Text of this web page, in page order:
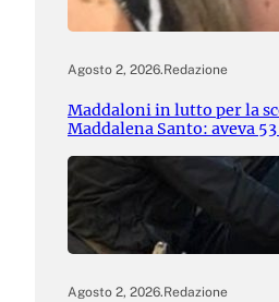
Agosto 2, 2026.Redazione
Maddaloni in lutto per la
Maddalena Santo: aveva
Agosto 2, 2026.Redazione